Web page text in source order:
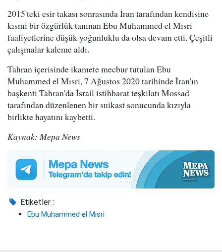
2015'teki esir takası sonrasında İran tarafından kendisine
kısmi bir özgürlük tanınan Ebu Muhammed el Mısri
faaliyetlerine düşük yoğunluklu da olsa devam etti. Çeşitli
çalışmalar kaleme aldı.
Tahran içerisinde ikamete mecbur tutulan Ebu
Muhammed el Mısri, 7 Ağustos 2020 tarihinde İran'ın
başkenti Tahran'da İsrail istihbarat teşkilatı Mossad
tarafından düzenlenen bir suikast sonucunda kızıyla
birlikte hayatını kaybetti.
Kaynak: Mepa News
Etiketler :
Ebu Muhammed el Mısri